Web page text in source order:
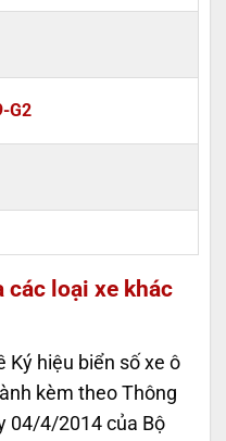
G2
các loại xe khác
Ký hiệu biển số xe ô
kèm theo Thông
04/4/2014 của Bộ